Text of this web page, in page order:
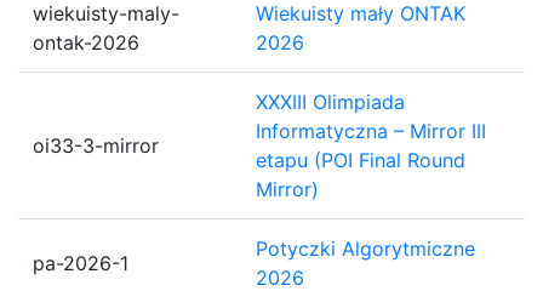
wiekuisty-maly-
ontak-2026
Wiekuisty mały ONTAK
2026
oi33-3-mirror
XXXIII Olimpiada
Informatyczna – Mirror III
etapu (POI Final Round
Mirror)
pa-2026-1
Potyczki Algorytmiczne
2026